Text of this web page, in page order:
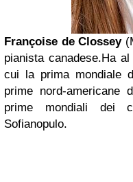
Françoise de Clossey(
pianista canadese.Ha
cui la prima mondiale
prime nord-americane
prime mondiali dei
Sofianopulo.